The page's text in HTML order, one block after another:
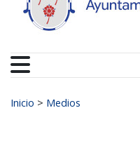
Buscar:
Inicio > Medios